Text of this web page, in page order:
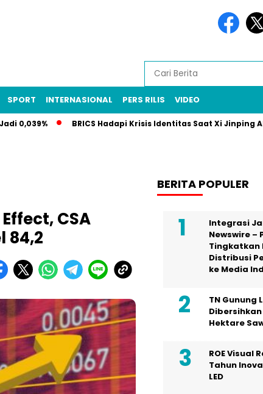
SPORT INTERNASIONAL PERS RILIS VIDEO
BRICS Hadapi Krisis Identitas Saat Xi Jinping Absen di
CSA
84,2
BERITA POPULER
Integrasi
Newswire –
Tingkatkan
Distribusi
ke Media
TN Gunung
Hektare
ROE Visual
Tahun
LED